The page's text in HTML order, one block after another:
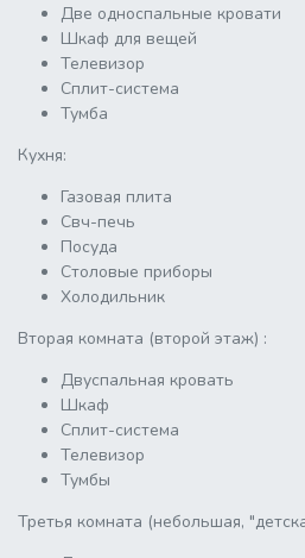
Две односпальные кровати
Шкаф для вещей
Телевизор
Сплит-система
Тумба
Кухня:
Газовая плита
Свч-печь
Посуда
Столовые приборы
Холодильник
Вторая комната (второй этаж) :
Двуспальная кровать
Шкаф
Сплит-система
Телевизор
Тумбы
Третья комната (небольшая,